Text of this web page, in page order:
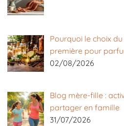
Pourquoi le choix
première pour
02/08/2026
Blog mère-fille :
partager en famille
31/07/2026